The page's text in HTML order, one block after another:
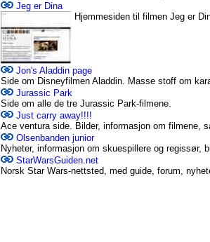
Jeg er Dina
Hjemmesiden til filmen Jeg er
Jon's Aladdin page
Side om Disneyfilmen Aladdin. Masse stoff om
Jurassic Park
Side om alle de tre Jurassic Park-filmene.
Just carry away!!!!
Ace ventura side. Bilder, informasjon om filmene,
Olsenbanden junior
Nyheter, informasjon om skuespillere og regissør,
StarWarsGuiden.net
Norsk Star Wars-nettsted, med guide, forum,